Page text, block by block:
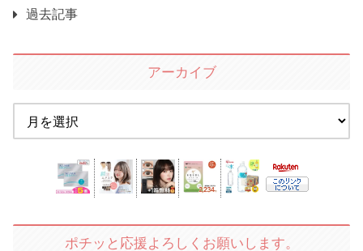
過去記事
アーカイブ
ポチッと応援よろしくお願いします。